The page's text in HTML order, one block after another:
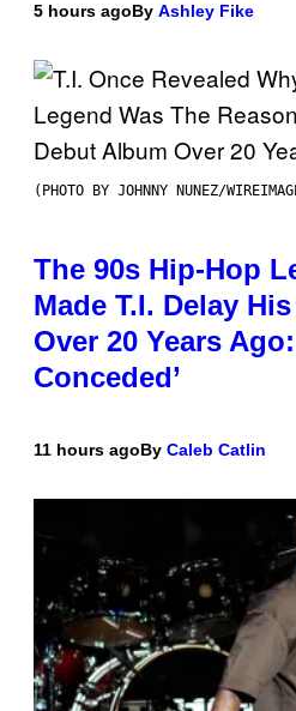
5 hours agoBy Ashley Fike
(PHOTO BY JOHNNY NUNEZ/
The 90s Hip-Hop
Made T.I. Delay
Over 20 Years
Conceded’
11 hours agoBy Caleb Catlin